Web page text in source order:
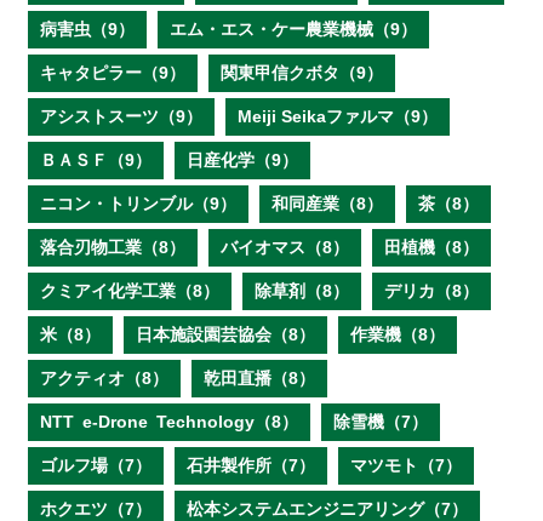
病害虫（9） エム・エス・ケー農業機械（9）
キャタピラー（9） 関東甲信クボタ（9）
アシストスーツ（9） Meiji Seikaファルマ（9）
ＢＡＳＦ（9） 日産化学（9）
ニコン・トリンブル（9） 和同産業（8） 茶（8）
落合刃物工業（8） バイオマス（8） 田植機（8）
クミアイ化学工業（8） 除草剤（8） デリカ（8）
米（8） 日本施設園芸協会（8） 作業機（8）
アクティオ（8） 乾田直播（8）
NTT e‐Drone Technology（8） 除雪機（7）
ゴルフ場（7） 石井製作所（7） マツモト（7）
ホクエツ（7） 松本システムエンジニアリング（7）